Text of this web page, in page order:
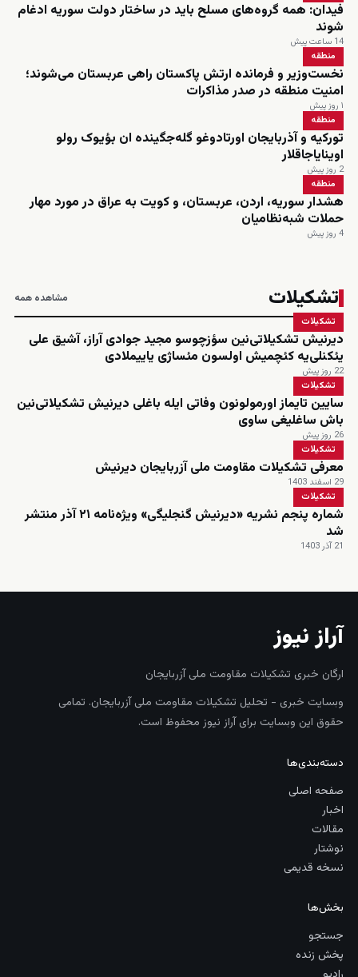
فیدان: همه گروه‌های مسلح باید در ساختار دولت سوریه ادغام
شوند
14 ساعت پیش
منطقه
نخست‌وزیر و فرمانده ارتش پاکستان راهی عربستان می‌شوند؛
امنیت منطقه در صدر مذاکرات
۱ روز پیش
منطقه
تورکیه و آذربایجان اورتادوغو گله‌جگینده ان بؤیوک رولو
اوینایاجاقلار
2 روز پیش
منطقه
هشدار سوریه، اردن، عربستان، و کویت به عراق در مورد مهار
حملات شبه‌نظامیان
4 روز پیش
تشکیلات مشاهده همه
تشکیلات
دیرنیش تشکیلاتی‌نین سؤزچوسو مجید جوادی آراز، آشیق علی
یئکنلی‌یه کئچمیش اولسون مئساژی یاییملادی
22 روز پیش
تشکیلات
سایین تایماز اورمولونون وفاتی ایله باغلی دیرنیش تشکیلاتی‌نین
باش ساغلیغی ساوی
26 روز پیش
تشکیلات
معرفی تشکیلات مقاومت ملی آزربایجان دیرنیش
29 اسفند 1403
تشکیلات
شماره پنجم نشریه «دیرنیش گنجلیگی» ویژه‌نامه ۲۱ آذر منتشر
شد
21 آذر 1403
آراز نیوز
ارگان خبری تشکیلات مقاومت ملی آزربایجان
وبسایت خبری - تحلیل تشکیلات مقاومت ملی آزربایجان. تمامی
حقوق این وبسایت برای آراز نیوز محفوظ است.
دسته‌بندی‌ها
صفحه اصلی
اخبار
مقالات
نوشتار
نسخه قدیمی
بخش‌ها
جستجو
پخش زنده